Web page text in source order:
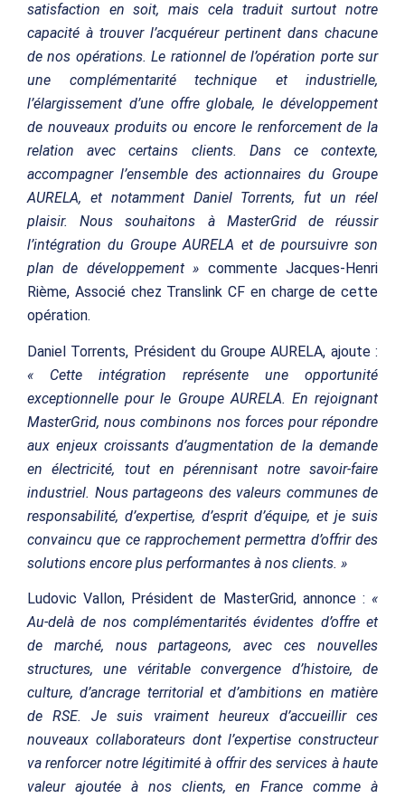
satisfaction en soit, mais cela traduit surtout notre
capacité à trouver l’acquéreur pertinent dans chacune
de nos opérations. Le rationnel de l’opération porte sur
une complémentarité technique et industrielle,
l’élargissement d’une offre globale, le développement
de nouveaux produits ou encore le renforcement de la
relation avec certains clients. Dans ce contexte,
accompagner l’ensemble des actionnaires du Groupe
AURELA, et notamment Daniel Torrents, fut un réel
plaisir. Nous souhaitons à MasterGrid de réussir
l’intégration du Groupe AURELA et de poursuivre son
plan de développement » commente Jacques-Henri
Rième, Associé chez Translink CF en charge de cette
opération.
Daniel Torrents, Président du Groupe AURELA, ajoute :
« Cette intégration représente une opportunité
exceptionnelle pour le Groupe AURELA. En rejoignant
MasterGrid, nous combinons nos forces pour répondre
aux enjeux croissants d’augmentation de la demande
en électricité, tout en pérennisant notre savoir-faire
industriel. Nous partageons des valeurs communes de
responsabilité, d’expertise, d’esprit d’équipe, et je suis
convaincu que ce rapprochement permettra d’offrir des
solutions encore plus performantes à nos clients. »
Ludovic Vallon, Président de MasterGrid, annonce : «
Au-delà de nos complémentarités évidentes d’offre et
de marché, nous partageons, avec ces nouvelles
structures, une véritable convergence d’histoire, de
culture, d’ancrage territorial et d’ambitions en matière
de RSE. Je suis vraiment heureux d’accueillir ces
nouveaux collaborateurs dont l’expertise constructeur
va renforcer notre légitimité à offrir des services à haute
valeur ajoutée à nos clients, en France comme à